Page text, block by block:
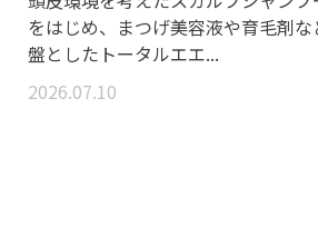
をはじめ、まつげ美容液や育毛剤
盤としたトータルエエ...
2026.07.10